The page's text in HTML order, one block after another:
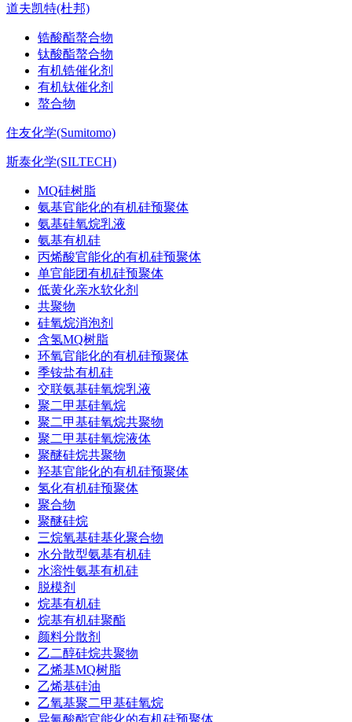
道夫凯特(杜邦)
锆酸酯螯合物
钛酸酯螯合物
有机锆催化剂
有机钛催化剂
螯合物
住友化学(Sumitomo)
斯泰化学(SILTECH)
MQ硅树脂
氨基官能化的有机硅预聚体
氨基硅氧烷乳液
氨基有机硅
丙烯酸官能化的有机硅预聚体
单官能团有机硅预聚体
低黄化亲水软化剂
共聚物
硅氧烷消泡剂
含氢MQ树脂
环氧官能化的有机硅预聚体
季铵盐有机硅
交联氨基硅氧烷乳液
聚二甲基硅氧烷
聚二甲基硅氧烷共聚物
聚二甲基硅氧烷液体
聚醚硅烷共聚物
羟基官能化的有机硅预聚体
氢化有机硅预聚体
聚合物
聚醚硅烷
三烷氧基硅基化聚合物
水分散型氨基有机硅
水溶性氨基有机硅
脱模剂
烷基有机硅
烷基有机硅聚酯
颜料分散剂
乙二醇硅烷共聚物
乙烯基MQ树脂
乙烯基硅油
乙氧基聚二甲基硅氧烷
异氰酸酯官能化的有机硅预聚体